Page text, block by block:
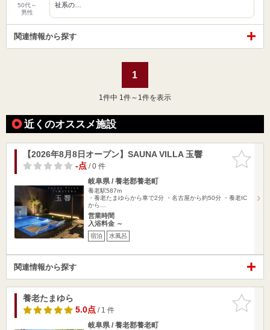
50代～
男性
祉系の…
関連情報から探す
1
1 件中 1件～1件を表示
近くのオススメ施設
お気に入
りに追加
【2026年8月8日オープン】SAUNA VILLA 玉響
-点/ 0 件
岐阜県 / 養老郡養老町
養老駅587m
・養老たまゆらから車で2分 ・名古屋から約50分 ・養老IC
から…
営業時間
入浴料金 ～
宿泊 水風呂
関連情報から探す
お気に入
りに追加
養老たまゆら
5.0点/ 1 件
岐阜県 / 養老郡養老町